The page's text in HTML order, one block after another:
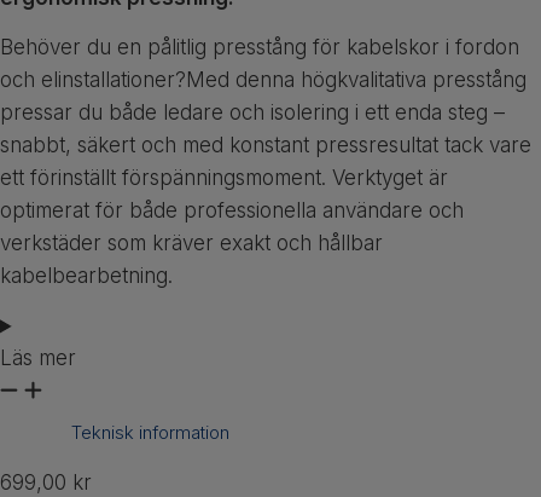
Behöver du en pålitlig presstång för kabelskor i fordon
och elinstallationer?Med denna högkvalitativa presstång
pressar du både ledare och isolering i ett enda steg –
snabbt, säkert och med konstant pressresultat tack vare
ett förinställt förspänningsmoment. Verktyget är
optimerat för både professionella användare och
verkstäder som kräver exakt och hållbar
kabelbearbetning.
Läs mer
Teknisk information
699,00 kr